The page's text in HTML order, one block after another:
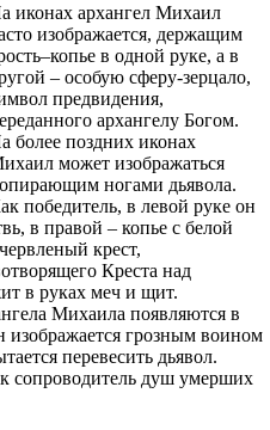
иконах архангел Михаил
изображается, держащим
в одной руке, а в
– особую сферу-зерцало,
предвидения,
архангелу Богом.
более поздних иконах
может изображаться
ногами дьявола.
победитель, в левой руке он
в правой – копье с белой
крест,
Креста над
в руках меч и щит.
Михаила появляются в
грозным воином
перевесить дьявол.
сопроводитель душ умерших